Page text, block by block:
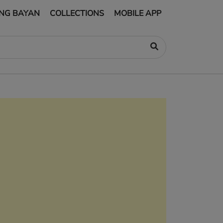
BAYAN COLLECTIONS MOBILE APP